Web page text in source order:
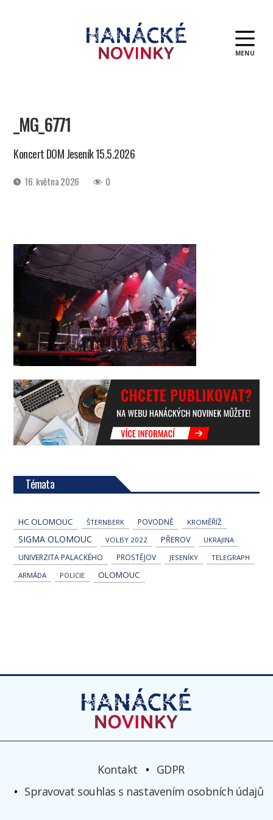
MENU
_MG_6771
Koncert DOM Jeseník 15.5.2026
Datum16. května 2026 0
Témata
HC OLOMOUC ŠTERNBERK POVODNĚ KROMĚŘÍŽ
SIGMA OLOMOUC VOLBY 2022 PŘEROV UKRAJINA
UNIVERZITA PALACKÉHO PROSTĚJOV JESENÍKY
TELEGRAPH
ARMÁDA
POLICIE OLOMOUC
Kontakt
GDPR
Spravovat souhlas s nastavením osobních údajů